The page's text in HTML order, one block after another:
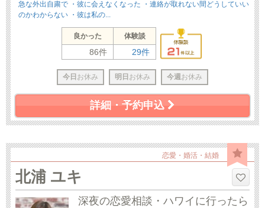
急な外出自粛で ・彼に会えなくなった ・連絡が取れない間どうしていい
のかわからない ・彼は私の...
良かった 体験談
86件 29件
今日 お休み 明日 お休み 今週 お休み
詳細・予約申込
恋愛・婚活・結婚
北浦 ユキ
深夜の恋愛相談・ハワイに行ったら